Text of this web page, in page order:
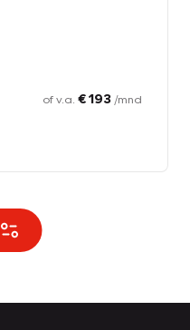
of v.a. € 193 /mnd